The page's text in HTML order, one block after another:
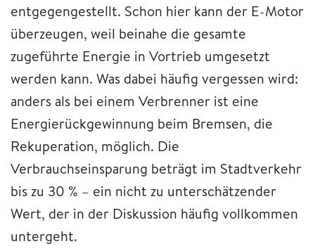
entgegengestellt. Schon hier kann der E-Motor
überzeugen, weil beinahe die gesamte
zugeführte Energie in Vortrieb umgesetzt
werden kann. Was dabei häufig vergessen wird:
anders als bei einem Verbrenner ist eine
Energierückgewinnung beim Bremsen, die
Rekuperation, möglich. Die
Verbrauchseinsparung beträgt im Stadtverkehr
bis zu 30 % – ein nicht zu unterschätzender
Wert, der in der Diskussion häufig vollkommen
untergeht.